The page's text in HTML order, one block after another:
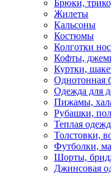
Брюки,
Жилеты
Кальсоны
Костюмы
Колготки
Кофты,
Куртки,
Однотонная
Одежда для
Пижамы,
Рубашки,
Теплая
Толстовки,
Футболки,
Шорты,
Джинсовая